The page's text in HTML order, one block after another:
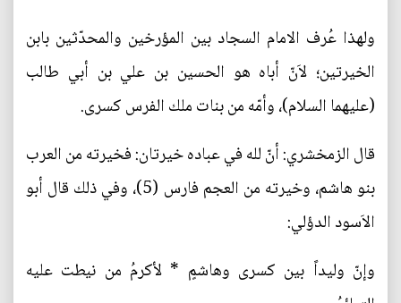
ولهذا عُرف الامام السجاد بين المؤرخين والمحدّثين بابن
الخيرتين؛ لاَنّ أباه هو الحسين بن علي بن أبي طالب
(عليهما السلام)، وأمّه من بنات ملك الفرس كسرى.
قال الزمخشري: أنّ لله في عباده خيرتان: فخيرته من العرب
بنو هاشم، وخيرته من العجم فارس (5)، وفي ذلك قال أبو
الاَسود الدؤلي:
وإنّ وليداً بين كسرى وهاشمٍ * لأكرمُ من نيطت عليه